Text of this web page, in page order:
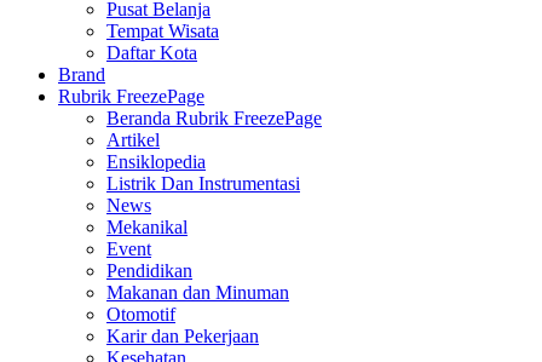
Pusat Belanja
Tempat Wisata
Daftar Kota
Brand
Rubrik FreezePage
Beranda Rubrik FreezePage
Artikel
Ensiklopedia
Listrik Dan Instrumentasi
News
Mekanikal
Event
Pendidikan
Makanan dan Minuman
Otomotif
Karir dan Pekerjaan
Kesehatan